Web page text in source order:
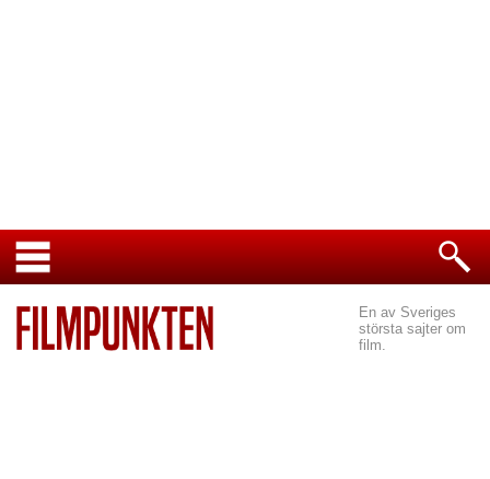
En av Sveriges
största sajter om
film.